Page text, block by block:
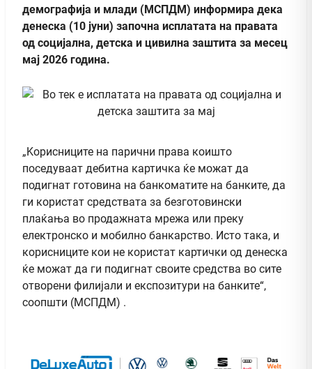
демографија и млади (МСПДМ) информира дека
денеска (10 jуни) започна исплатата на правата
од социјална, детска и цивилна заштита за месец
мај 2026 година.
„Kорисниците на парични права коишто
поседуваат дебитна картичка ќе можат да
подигнат готовина на банкоматите на банките, да
ги користат средствата за безготовински
плаќања во продажната мрежа или преку
електронско и мобилно банкарство. Исто така, и
корисниците кои не користат картички од денеска
ќе можат да ги подигнат своите средства во сите
отворени филијали и експозитури на банките“,
соопшти (МСПДМ) .